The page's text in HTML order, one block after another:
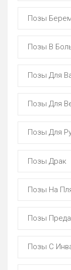
Позы
Позы В
Позы Для
Позы Для
Позы Для
Позы Драк
Позы На
Позы
Позы С